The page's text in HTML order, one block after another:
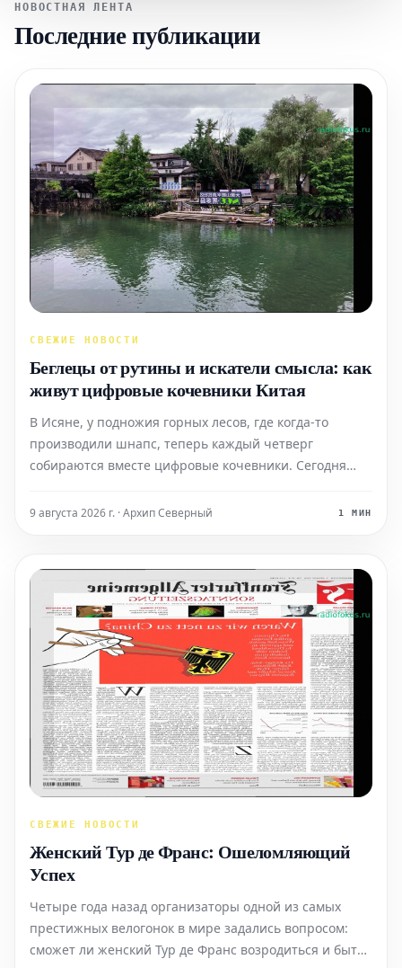
НОВОСТНАЯ ЛЕНТА
Последние публикации
СВЕЖИЕ НОВОСТИ
Беглецы от рутины и искатели смысла: как
живут цифровые кочевники Китая
В Исяне, у подножия горных лесов, где когда-то
производили шнапс, теперь каждый четверг
собираются вместе цифровые кочевники. Сегодня
предназначенной для жизни и работы. Среди них
9 августа 2026 г. · Архип Северный 1 МИН
СВЕЖИЕ НОВОСТИ
Женский Тур де Франс: Ошеломляющий
Успех
Четыре года назад организаторы одной из самых
престижных велогонок в мире задались вопросом:
сможет ли женский Тур де Франс возродиться и быть